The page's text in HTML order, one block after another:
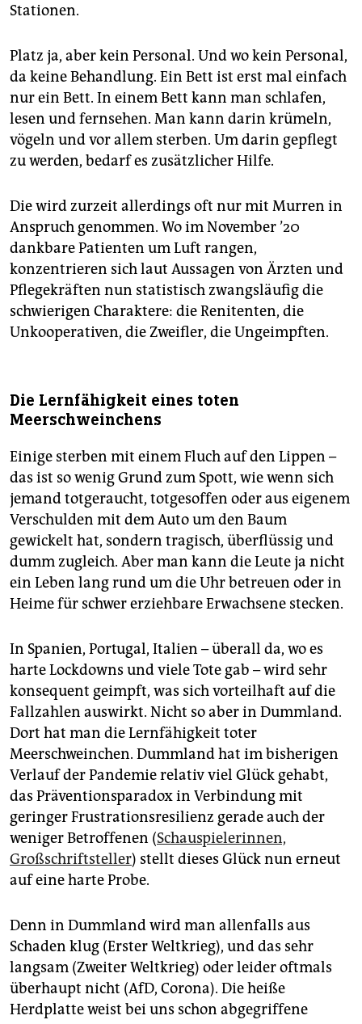
Stationen.
Platz ja, aber kein Personal. Und wo kein Personal,
da keine Behandlung. Ein Bett ist erst mal einfach
nur ein Bett. In einem Bett kann man schlafen,
lesen und fernsehen. Man kann darin krümeln,
vögeln und vor allem sterben. Um darin gepflegt
zu werden, bedarf es zusätzlicher Hilfe.
Die wird zurzeit allerdings oft nur mit Murren in
Anspruch genommen. Wo im November ’20
dankbare Patienten um Luft rangen,
konzentrieren sich laut Aussagen von Ärzten und
Pflegekräften nun statistisch zwangsläufig die
schwierigen Charaktere: die Renitenten, die
Unkooperativen, die Zweifler, die Ungeimpften.
Die Lernfähigkeit eines toten
Meerschweinchens
Einige sterben mit einem Fluch auf den Lippen –
das ist so wenig Grund zum Spott, wie wenn sich
jemand totgeraucht, totgesoffen oder aus eigenem
Verschulden mit dem Auto um den Baum
gewickelt hat, sondern tragisch, überflüssig und
dumm zugleich. Aber man kann die Leute ja nicht
ein Leben lang rund um die Uhr betreuen oder in
Heime für schwer erziehbare Erwachsene stecken.
In Spanien, Portugal, Italien – überall da, wo es
harte Lockdowns und viele Tote gab – wird sehr
konsequent geimpft, was sich vorteilhaft auf die
Fallzahlen auswirkt. Nicht so aber in Dummland.
Dort hat man die Lernfähigkeit toter
Meerschweinchen. Dummland hat im bisherigen
Verlauf der Pandemie relativ viel Glück gehabt,
das Präventionsparadox in Verbindung mit
geringer Frustrationsresilienz gerade auch der
weniger Betroffenen (Schauspielerinnen,
Großschriftsteller) stellt dieses Glück nun erneut
auf eine harte Probe.
Denn in Dummland wird man allenfalls aus
Schaden klug (Erster Weltkrieg), und das sehr
langsam (Zweiter Weltkrieg) oder leider oftmals
überhaupt nicht (AfD, Corona). Die heiße
Herdplatte weist bei uns schon abgegriffene